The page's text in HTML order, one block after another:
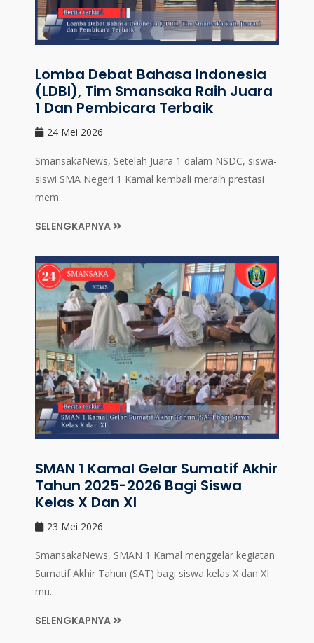
Lomba Debat Bahasa Indonesia
(LDBI), Tim Smansaka Raih Juara
1 Dan Pembicara Terbaik
24 Mei 2026
SmansakaNews, Setelah Juara 1 dalam NSDC, siswa-
siswi SMA Negeri 1 Kamal kembali meraih prestasi
mem..
SELENGKAPNYA
SMAN 1 Kamal Gelar Sumatif Akhir
Tahun 2025-2026 Bagi Siswa
Kelas X Dan XI
23 Mei 2026
SmansakaNews, SMAN 1 Kamal menggelar kegiatan
Sumatif Akhir Tahun (SAT) bagi siswa kelas X dan XI
mu..
SELENGKAPNYA